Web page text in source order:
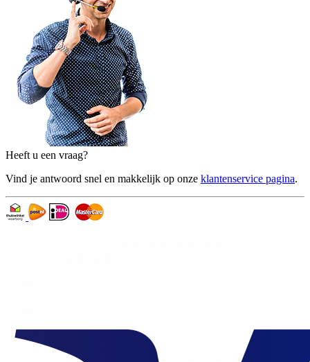
Heeft u een vraag?
Vind je antwoord snel en makkelijk op onze klantenservice pagina.